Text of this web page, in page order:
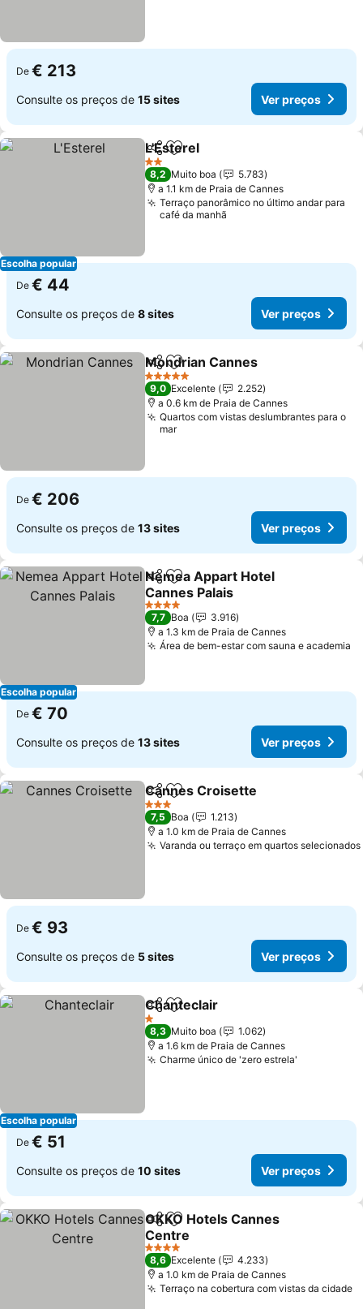
De € 213
Consulte os preços de 15 sites Ver preços
Escolha popular
PartilharAdicionar aos favoritos
L'Esterel
2 Estrelas
8,2 Muito boa
5.783
a 1.1 km de Praia de Cannes
Terraço panorâmico no último andar para
café da manhã
De € 44
Consulte os preços de 8 sites Ver preços
PartilharAdicionar aos favoritos
Mondrian Cannes
5 Estrelas
9,0 Excelente
2.252
a 0.6 km de Praia de Cannes
Quartos com vistas deslumbrantes para o
mar
De € 206
Consulte os preços de 13 sites Ver preços
Escolha popular
PartilharAdicionar aos favoritos
Nemea Appart Hotel
Cannes Palais
Ver preços
4 Estrelas
7,7 Boa
3.916
a 1.3 km de Praia de Cannes
Área de bem-estar com sauna e academia
De € 70
Consulte os preços de 13 sites Ver preços
PartilharAdicionar aos favoritos
Cannes Croisette
3 Estrelas
7,5 Boa
1.213
a 1.0 km de Praia de Cannes
Varanda ou terraço em quartos selecionados
De € 93
Consulte os preços de 5 sites Ver preços
Escolha popular
PartilharAdicionar aos favoritos
Chanteclair
1 Estrelas
8,3 Muito boa
1.062
a 1.6 km de Praia de Cannes
Charme único de 'zero estrela'
De € 51
Consulte os preços de 10 sites Ver preços
PartilharAdicionar aos favoritos
OKKO Hotels Cannes
Centre
Ver preços
4 Estrelas
8,6 Excelente
4.233
a 1.0 km de Praia de Cannes
Terraço na cobertura com vistas da cidade